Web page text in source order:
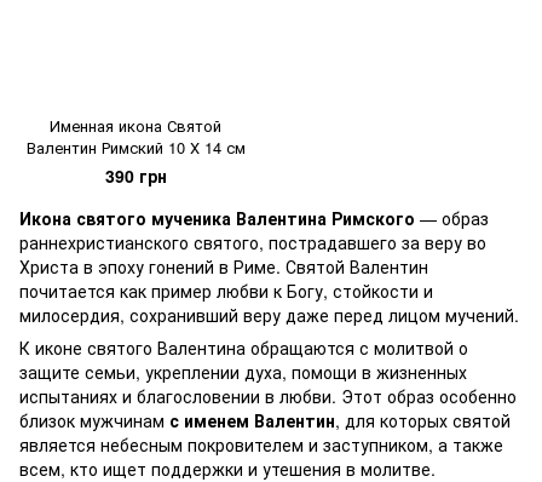
Именная икона Святой
Валентин Римский 10 Х 14 см
390 грн
Икона святого мученика Валентина Римского — образ
раннехристианского святого, пострадавшего за веру во
Христа в эпоху гонений в Риме. Святой Валентин
почитается как пример любви к Богу, стойкости и
милосердия, сохранивший веру даже перед лицом мучений.
К иконе святого Валентина обращаются с молитвой о
защите семьи, укреплении духа, помощи в жизненных
испытаниях и благословении в любви. Этот образ особенно
близок мужчинам с именем Валентин, для которых святой
является небесным покровителем и заступником, а также
всем, кто ищет поддержки и утешения в молитве.